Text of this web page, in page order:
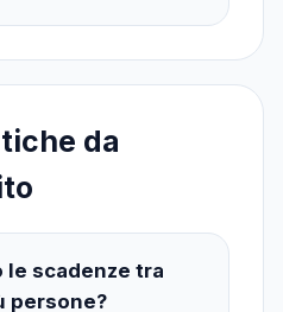
da
le scadenze tra
persone?